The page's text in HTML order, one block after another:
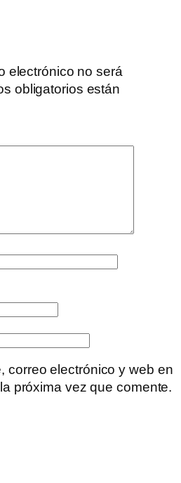
electrónico no será
obligatorios están
correo electrónico y web en
próxima vez que comente.